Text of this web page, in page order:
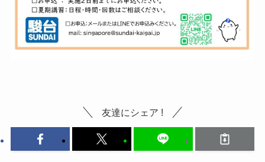
友達にシェア !